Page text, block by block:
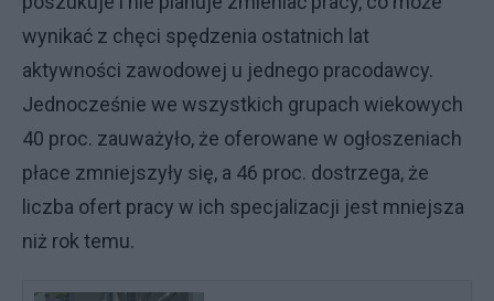
wynikać z chęci spędzenia ostatnich lat
aktywności zawodowej u jednego pracodawcy.
Jednocześnie we wszystkich grupach wiekowych
40 proc. zauważyło, że oferowane w ogłoszeniach
płace zmniejszyły się, a 46 proc. dostrzega, że
liczba ofert pracy w ich specjalizacji jest mniejsza
niż rok temu.